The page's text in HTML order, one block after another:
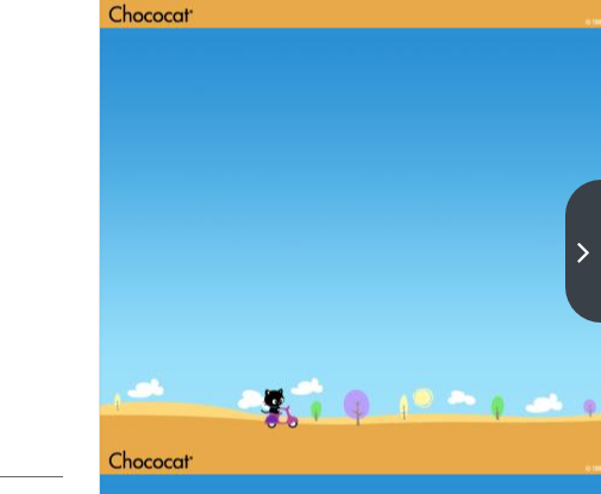
实时